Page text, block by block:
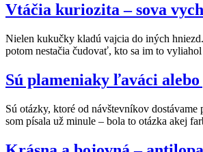
Vtáčia kuriozita – sova
Nielen kukučky kladú vajcia do iných
potom nestačia čudovať, kto sa im to vyliahol
Sú plameniaky ľaváci
Sú otázky, ktoré od návštevníkov dostávame
som písala už minule – bola to otázka akej